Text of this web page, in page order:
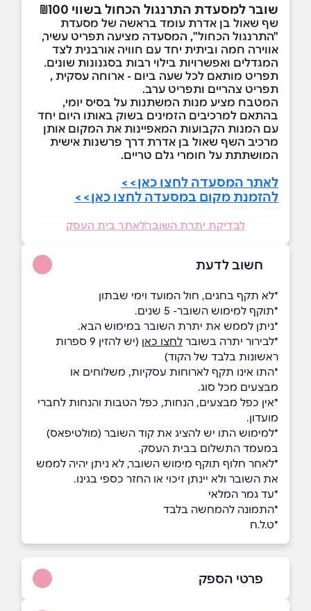
שובר למסעדת התרנגול הכחול בשווי ₪100
שף שאול בן אדרת עומד בראשה של מסעדת
"התרנגול הכחול", המסעדה מציעה תפריט עשיר,
אווירה חמה וביתית יחד עם חוויה אורבנית לצד
המגדלים ואפשרויות בילוי רבות בסגנונות שונים.
תפריט מותאם לכל שעה ביום - ארוחה עסקית ,
תפריט צהריים ותפריט ערב.
המטבח מציע מנות המשתנות על בסיס יומי,
בהתאם למרכיבים הזמינים בשוק באותו היום יחד
עם המנות הקבועות המאפיינות את המקום אותן
מרכיב השף שאול בן אדרת דרך פרשנות אישית
המושתתת על חומרי גלם טריים.
לאתר המסעדה לחצו כאן>>
להזמנת מקום במסעדה לחצו כאן>>
לבדיקת יתרת השוברלאתר בית העסק
חשוב לדעת
*לא תקף בחגים, חול המועד וימי שבתון
*תוקף למימוש השובר- 5 שנים.
*ניתן לממש את יתרת השובר במימוש הבא.
*לבירור יתרה בשובר לחצו כאן
(יש להזין 9 ספרות
ראשונות בלבד של הקוד)
*התו אינו תקף לארוחות עסקיות, משלוחים או
מבצעים מכל סוג.
*אין כפל מבצעים, הנחות, כפל הטבות והנחות לחברי
מועדון.
*למימוש התו יש להציג את קוד השובר (מולטיפאס)
במעמד התשלום בבית העסק.
*לאחר חלוף תוקף מימוש השובר, לא ניתן יהיה לממש
את השובר ולא יינתן זיכוי או החזר כספי בגינו.
*עד גמר המלאי
*התמונה להמחשה בלבד
*ט.ל.ח
פרטי הספק